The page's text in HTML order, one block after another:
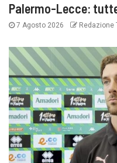
Palermo-Lecce:
7 Agosto 2026 Redazione